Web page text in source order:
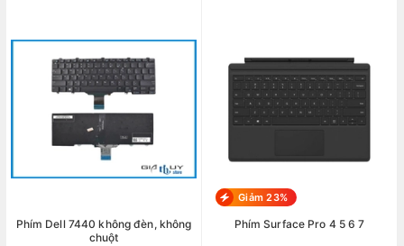
Phím Dell 7440 không đèn, không
chuột
Giảm 23%
Phím Surface Pro 4 5 6 7